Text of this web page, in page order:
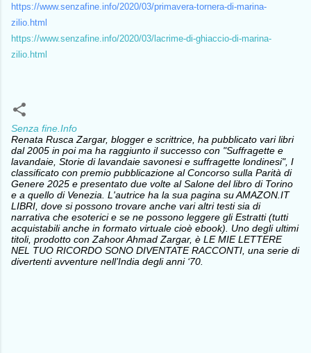
https://www.senzafine.info/2020/03/primavera-tornera-di-marina-
zilio.html
https://www.senzafine.info/2020/03/lacrime-di-ghiaccio-di-marina-
zilio.html
Senza fine.Info
Renata Rusca Zargar, blogger e scrittrice, ha pubblicato vari libri
dal 2005 in poi ma ha raggiunto il successo con "Suffragette e
lavandaie, Storie di lavandaie savonesi e suffragette londinesi", I
classificato con premio pubblicazione al Concorso sulla Parità di
Genere 2025 e presentato due volte al Salone del libro di Torino
e a quello di Venezia. L'autrice ha la sua pagina su AMAZON.IT
LIBRI, dove si possono trovare anche vari altri testi sia di
narrativa che esoterici e se ne possono leggere gli Estratti (tutti
acquistabili anche in formato virtuale cioè ebook). Uno degli ultimi
titoli, prodotto con Zahoor Ahmad Zargar, è LE MIE LETTERE
NEL TUO RICORDO SONO DIVENTATE RACCONTI, una serie di
divertenti avventure nell’India degli anni ‘70.